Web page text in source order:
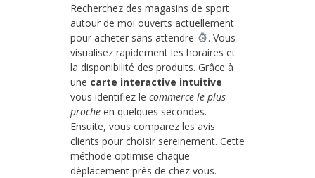
Recherchez des magasins de sport
autour de moi ouverts actuellement
pour acheter sans attendre
. Vous
visualisez rapidement les horaires et
la disponibilité des produits. Grâce à
une carte interactive intuitive
vous identifiez le commerce le plus
proche en quelques secondes.
Ensuite, vous comparez les avis
clients pour choisir sereinement. Cette
méthode optimise chaque
déplacement près de chez vous.